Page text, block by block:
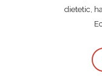
dietetic,